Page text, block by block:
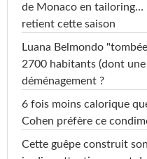
de Monaco en tailoring…
retient cette saison
Luana Belmondo
2700 habitants (dont
déménagement ?
6 fois moins calorique
Cohen préfère ce
Cette guêpe construit